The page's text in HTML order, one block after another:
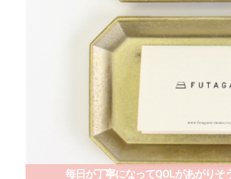
毎日が丁寧になってQOLがあがり